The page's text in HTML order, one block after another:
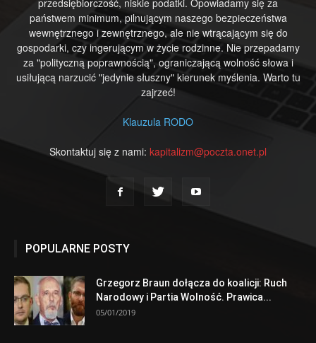
państwem minimum, pilnującym naszego bezpieczeństwa
wewnętrznego i zewnętrznego, ale nie wtrącającym się do
gospodarki, czy ingerującym w życie rodzinne. Nie przepadamy
za "polityczną poprawnością", ograniczającą wolność słowa i
usiłującą narzucić "jedynie słuszny" kierunek myślenia. Warto tu
zajrzeć!
Klauzula RODO
Skontaktuj się z nami: kapitalizm@poczta.onet.pl
POPULARNE POSTY
Grzegorz Braun dołącza do koalicji: Ruch
Narodowy i Partia Wolność. Prawica...
05/01/2019